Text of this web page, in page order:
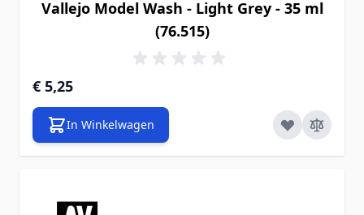
Vallejo Model Wash - Light Grey - 35 ml
(76.515)
€ 5,25
In Winkelwagen